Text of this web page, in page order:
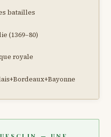
batailles
(1369–80)
royale